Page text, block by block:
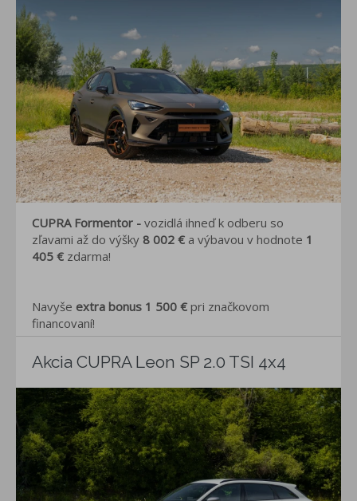
CUPRA Formentor - vozidlá ihneď k odberu so
zľavami až do výšky 8 002 € a výbavou v hodnote 1
405 € zdarma!
Navyše extra bonus 1 500 € pri značkovom
financovaní!
Akcia CUPRA Leon SP 2.0 TSI 4x4